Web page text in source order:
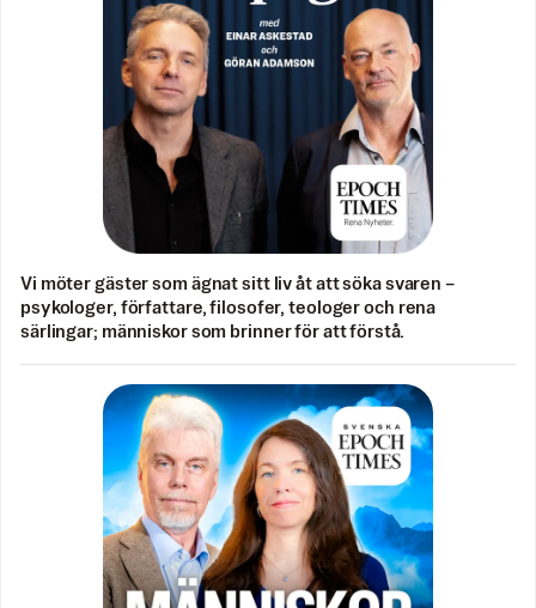
Vi möter gäster som ägnat sitt liv åt att söka svaren –
psykologer, författare, filosofer, teologer och rena
särlingar; människor som brinner för att förstå.